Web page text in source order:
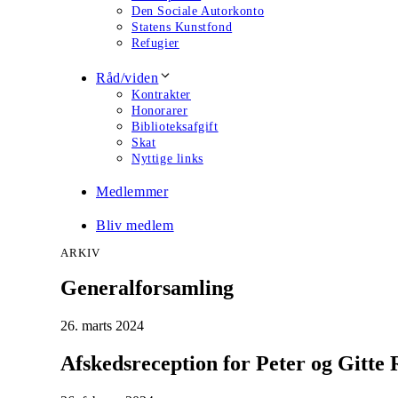
Den Sociale Autorkonto
Statens Kunstfond
Refugier
Råd/viden
Kontrakter
Honorarer
Biblioteksafgift
Skat
Nyttige links
Medlemmer
Bliv medlem
ARKIV
Generalforsamling
26. marts 2024
Afskedsreception for Peter og Gitte